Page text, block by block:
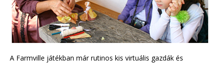
A Farmville játékban már rutinos kis virtuális gazdák és